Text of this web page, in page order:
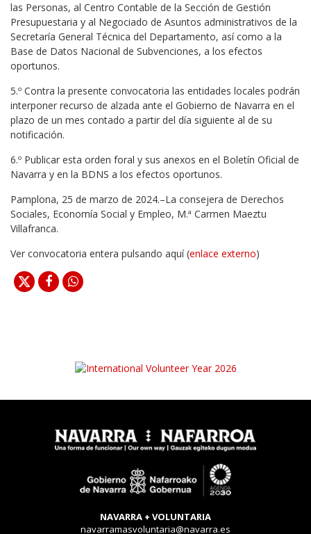
las Personas, al Centro Contable de la Sección de Gestión
Presupuestaria y al Negociado de Asuntos administrativos de la
Secretaría General Técnica del Departamento, así como a la
Base de Datos Nacional de Subvenciones, a los efectos
oportunos.
5.º Contra la presente convocatoria las entidades locales podrán
interponer recurso de alzada ante el Gobierno de Navarra en el
plazo de un mes contado a partir del día siguiente al de su
notificación.
6.º Publicar esta orden foral y sus anexos en el Boletín Oficial de
Navarra y en la BDNS a los efectos oportunos.
Pamplona, 25 de marzo de 2024.–La consejera de Derechos
Sociales, Economía Social y Empleo, M.ª Carmen Maeztu
Villafranca.
Ver convocatoria entera pulsando aquí (enlace externo)
NAVARRA + VOLUNTARIA
navarramasvoluntaria@navarra.es